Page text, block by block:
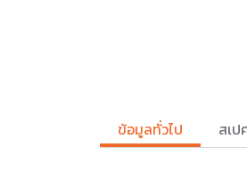
ข้อมูลทั่วไป สเป